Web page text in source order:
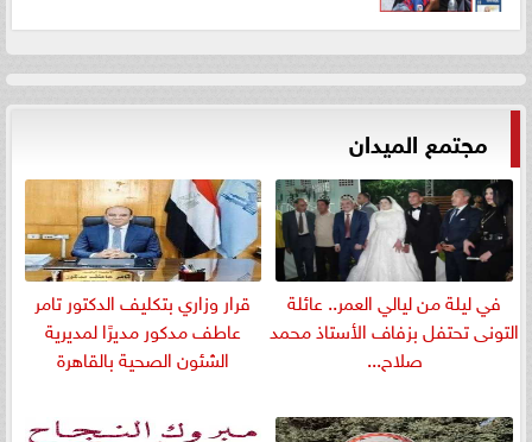
مجتمع الميدان
في ليلة من ليالي العمر.. عائلة
التونى تحتفل بزفاف الأستاذ محمد
صلاح...
قرار وزاري بتكليف الدكتور تامر
عاطف مدكور مديرًا لمديرية
الشئون الصحية بالقاهرة